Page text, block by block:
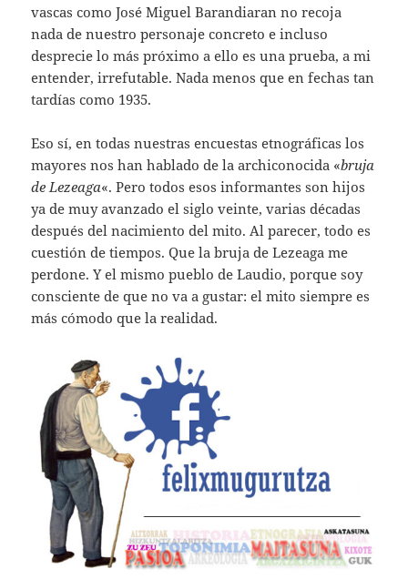
vascas como José Miguel Barandiaran no recoja
nada de nuestro personaje concreto e incluso
desprecie lo más próximo a ello es una prueba, a mi
entender, irrefutable. Nada menos que en fechas tan
tardías como 1935.
Eso sí, en todas nuestras encuestas etnográficas los
mayores nos han hablado de la archiconocida «bruja
de Lezeaga«. Pero todos esos informantes son hijos
ya de muy avanzado el siglo veinte, varias décadas
después del nacimiento del mito. Al parecer, todo es
cuestión de tiempos. Que la bruja de Lezeaga me
perdone. Y el mismo pueblo de Laudio, porque soy
consciente de que no va a gustar: el mito siempre es
más cómodo que la realidad.